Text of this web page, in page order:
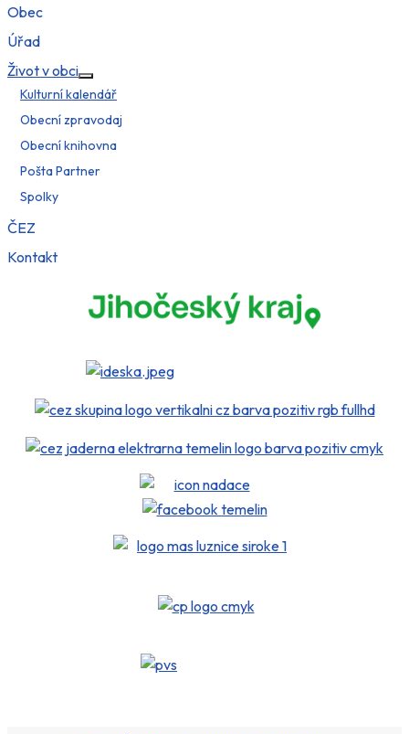
Obec
Úřad
Život v obci
Více o: Život v obci
Kulturní kalendář
Obecní zpravodaj
Obecní knihovna
Pošta Partner
Spolky
ČEZ
Kontakt